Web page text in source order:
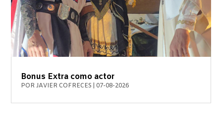
Bonus Extra como actor
PORJAVIER COFRECES 07-08-2026